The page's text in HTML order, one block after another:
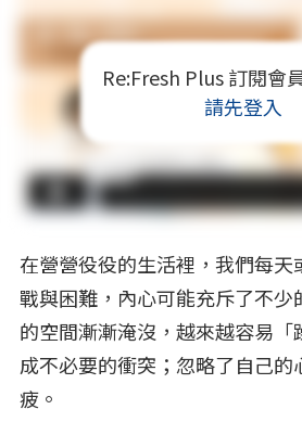
Re:Fresh Plus 訂閱會
請先登入
在營營役役的生活裡，我們每
戰與困難，內心可能充斥了不少
的空間漸漸淹沒，越來越容易「
成不必要的衝突；忽略了自己
疲。